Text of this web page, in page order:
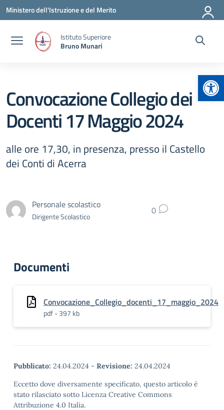
Vai ai contenuti
Vai al menu di navigazione
Vai al footer
Ministero dell'Istruzione e del Merito
Istituto Superiore
Bruno Munari
Convocazione Collegio dei
Docenti 17 Maggio 2024
alle ore 17,30, in presenza, presso il Castello
dei Conti di Acerra
Personale scolastico
Dirigente Scolastico 0
Documenti
Convocazione_Collegio_docenti_17_maggio_2024
pdf - 397 kb
Pubblicato: 24.04.2024 - Revisione: 24.04.2024
Eccetto dove diversamente specificato, questo articolo è
stato rilasciato sotto Licenza Creative Commons
Attribuzione 4.0 Italia.